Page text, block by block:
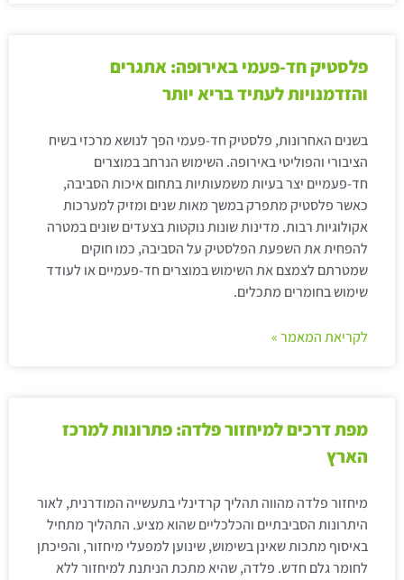
פלסטיק חד-פעמי באירופה: אתגרים
והזדמנויות לעתיד בריא יותר
בשנים האחרונות, פלסטיק חד-פעמי הפך לנושא מרכזי בשיח
הציבורי והפוליטי באירופה. השימוש הנרחב במוצרים
חד-פעמיים יצר בעיות משמעותיות בתחום איכות הסביבה,
כאשר פלסטיק מתפרק במשך מאות שנים ומזיק למערכות
אקולוגיות רבות. מדינות שונות נוקטות בצעדים שונים במטרה
להפחית את השפעת הפלסטיק על הסביבה, כמו חוקים
שמטרתם לצמצם את השימוש במוצרים חד-פעמיים או לעודד
שימוש בחומרים מתכלים.
לקריאת המאמר »
מפת דרכים למיחזור פלדה: פתרונות למרכז
הארץ
מיחזור פלדה מהווה תהליך קרדינלי בתעשייה המודרנית, לאור
היתרונות הסביבתיים והכלכליים שהוא מציע. התהליך מתחיל
באיסוף מתכות שאינן בשימוש, שינוען למפעלי מיחזור, והפיכתן
לחומר גלם חדש. פלדה, שהיא מתכת הניתנת למיחזור ללא